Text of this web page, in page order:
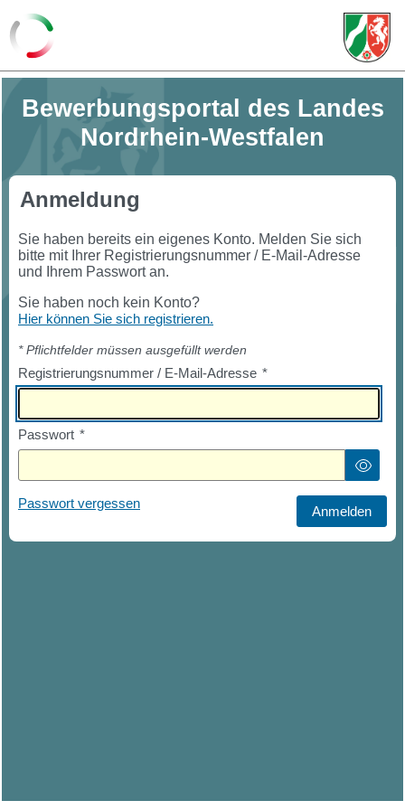
Bewerbungsportal des Landes
Nordrhein-Westfalen
Anmeldung
Sie haben bereits ein eigenes Konto. Melden Sie sich
bitte mit Ihrer Registrierungsnummer / E-Mail-Adresse
und Ihrem Passwort an.
Sie haben noch kein Konto?
Hier können Sie sich registrieren.
* Pflichtfelder müssen ausgefüllt werden
Registrierungsnummer / E-Mail-Adresse *
Passwort *
Passwort vergessen
Anmelden